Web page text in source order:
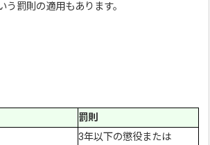
う罰則の適用もあります。
罰則
3年以下の懲役または